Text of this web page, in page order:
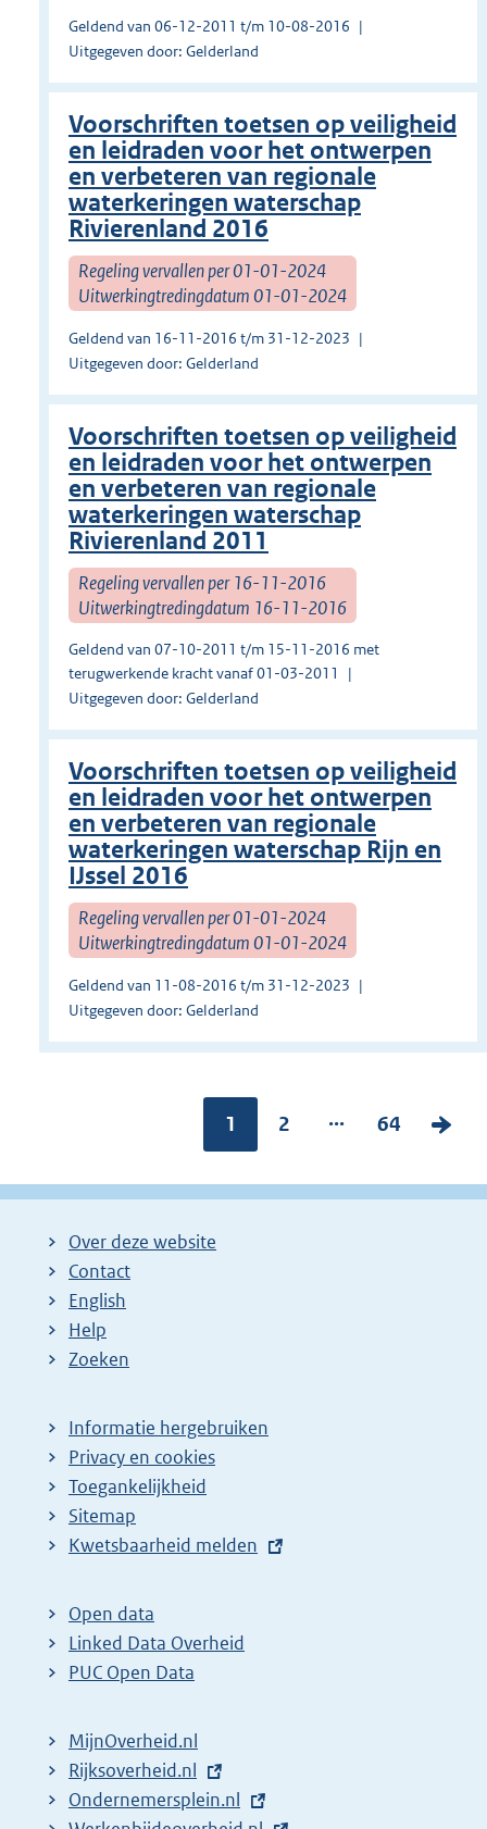
Geldend van 06-12-2011 t/m 10-08-2016
Uitgegeven door: Gelderland
Voorschriften toetsen op veiligheid
en leidraden voor het ontwerpen
en verbeteren van regionale
waterkeringen waterschap
Rivierenland 2016
Regeling vervallen per 01-01-2024
Uitwerkingtredingdatum 01-01-2024
Geldend van 16-11-2016 t/m 31-12-2023
Uitgegeven door: Gelderland
Voorschriften toetsen op veiligheid
en leidraden voor het ontwerpen
en verbeteren van regionale
waterkeringen waterschap
Rivierenland 2011
Regeling vervallen per 16-11-2016
Uitwerkingtredingdatum 16-11-2016
Geldend van 07-10-2011 t/m 15-11-2016 met
terugwerkende kracht vanaf 01-03-2011
Uitgegeven door: Gelderland
Voorschriften toetsen op veiligheid
en leidraden voor het ontwerpen
en verbeteren van regionale
waterkeringen waterschap Rijn en
IJssel 2016
Regeling vervallen per 01-01-2024
Uitwerkingtredingdatum 01-01-2024
Geldend van 11-08-2016 t/m 31-12-2023
Uitgegeven door: Gelderland
Pagina:
1
P
g
2 ...
P
g
64
V
l
Over deze website
Contact
English
Help
Zoeken
Informatie hergebruiken
Privacy en cookies
Toegankelijkheid
Sitemap
E
t
e
r
l
i
n
Kwetsbaarheid melden
Open data
Linked Data Overheid
PUC Open Data
MijnOverheid.nl
E
x
Rijksoverheid.nl
E
Ondernemersplein.nl